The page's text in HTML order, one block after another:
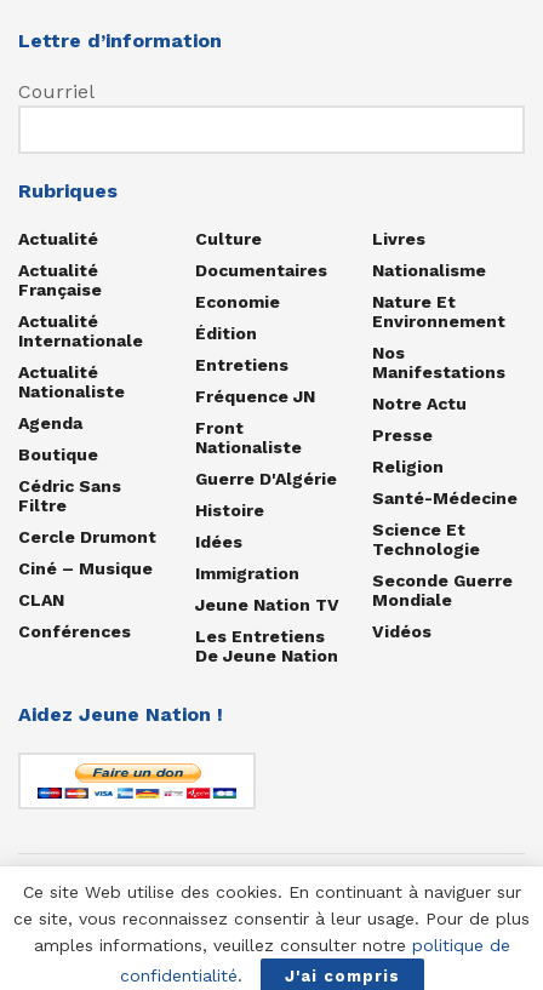
Lettre d’information
Courriel
Rubriques
Actualité
Actualité
Française
Actualité
Internationale
Actualité
Nationaliste
Agenda
Boutique
Cédric Sans
Filtre
Cercle Drumont
Ciné – Musique
CLAN
Conférences
Culture
Documentaires
Economie
Édition
Entretiens
Fréquence JN
Front
Nationaliste
Guerre D'Algérie
Histoire
Idées
Immigration
Jeune Nation TV
Les Entretiens
De Jeune Nation
Livres
Nationalisme
Nature Et
Environnement
Nos
Manifestations
Notre Actu
Presse
Religion
Santé-Médecine
Science Et
Technologie
Seconde Guerre
Mondiale
Vidéos
Aidez Jeune Nation !
© 1958-2025 Jeune Nation
Ce site Web utilise des cookies. En continuant à naviguer sur
ce site, vous reconnaissez consentir à leur usage. Pour de plus
amples informations, veuillez consulter notre politique de
confidentialité. J'ai compris